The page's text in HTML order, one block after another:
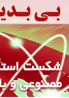
شکست
مصنوعی و